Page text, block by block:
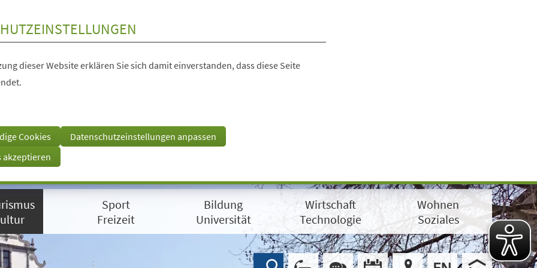
dieser Website erklären Sie sich damit einverstanden, dass diese Seite
Cookies
Datenschutzeinstellungen anpassen
akzeptieren
Sport
Freizeit
Bildung
Universität
Wirtschaft
Technologie
Wohnen
Soziales